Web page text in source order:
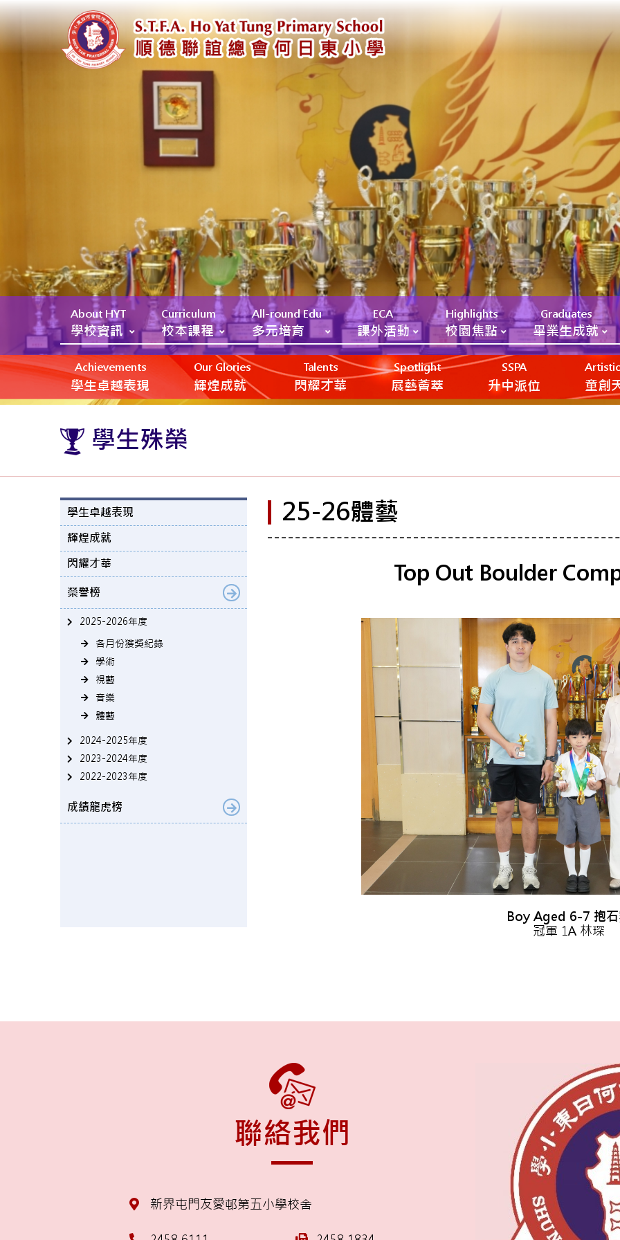
About HYT
學校資訊
Curriculum
校本課程
All-round Edu
多元培育
ECA
課外活動
Highlights
校園焦點
Graduates
畢業生成就
Achievements
學生卓越表現
Our Glories
輝煌成就
Talents
閃耀才華
Spotlight
展藝薈萃
SSPA
升中派位 ㅤ童創
學生殊榮
學生卓越表現
輝煌成就
閃耀才華
榮譽榜
2025-2026年度
各月份獲獎紀錄
學術
視藝
音樂
體藝
2024-2025年度
2023-2024年度
2022-2023年度
成績龍虎榜
25-26體藝
Top Out Boulder
Boy Aged 6-7 抱
冠軍 1A 林琛
聯絡我們
新界屯門友愛邨第五小學校舍